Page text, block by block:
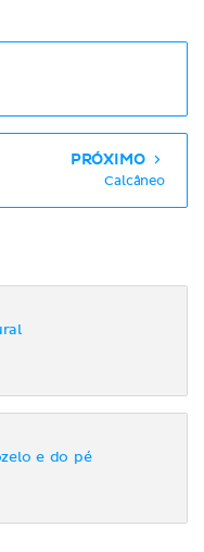
PRÓXIMO
Calcâneo
e do pé